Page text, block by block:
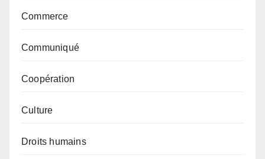
Commerce
Communiqué
Coopération
Culture
Droits humains